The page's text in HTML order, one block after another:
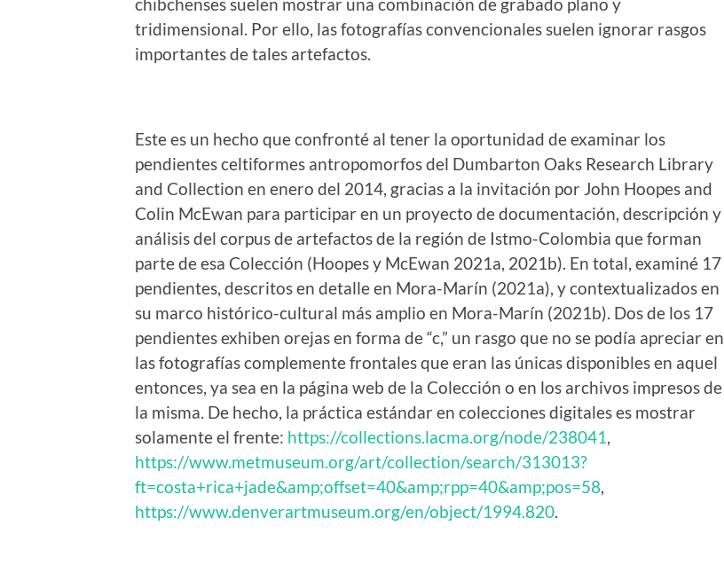
chibchenses suelen mostrar una combinación de grabado plano y
tridimensional. Por ello, las fotografías convencionales suelen ignorar rasgos
importantes de tales artefactos.
Este es un hecho que confronté al tener la oportunidad de examinar los
pendientes celtiformes antropomorfos del Dumbarton Oaks Research Library
and Collection en enero del 2014, gracias a la invitación por John Hoopes and
Colin McEwan para participar en un proyecto de documentación, descripción y
análisis del corpus de artefactos de la región de Istmo-Colombia que forman
parte de esa Colección (Hoopes y McEwan 2021a, 2021b). En total, examiné 17
pendientes, descritos en detalle en Mora-Marín (2021a), y contextualizados en
su marco histórico-cultural más amplio en Mora-Marín (2021b). Dos de los 17
pendientes exhiben orejas en forma de “c,” un rasgo que no se podía apreciar en
las fotografías complemente frontales que eran las únicas disponibles en aquel
entonces, ya sea en la página web de la Colección o en los archivos impresos de
la misma. De hecho, la práctica estándar en colecciones digitales es mostrar
solamente el frente: https://collections.lacma.org/node/238041,
https://www.metmuseum.org/art/collection/search/313013?
ft=costa+rica+jade&amp;offset=40&amp;rpp=40&amp;pos=58,
https://www.denverartmuseum.org/en/object/1994.820.